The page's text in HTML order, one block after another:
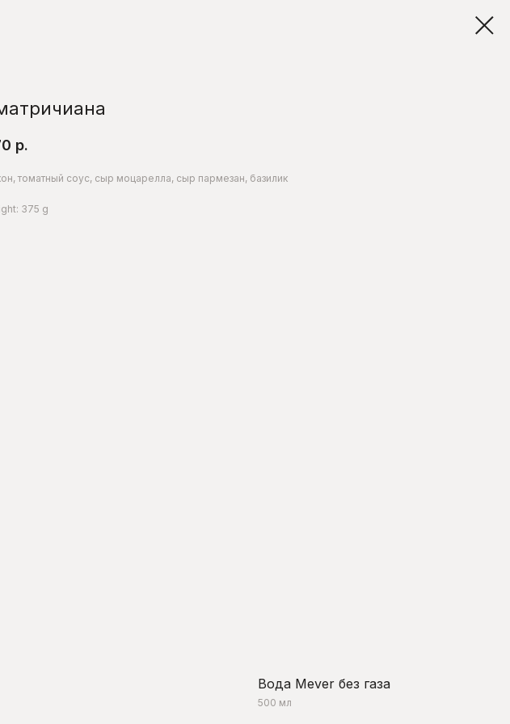
р.
томатный соус, сыр моцарелла, сыр пармезан, базилик
375 g
Вода Mever без газа
500 мл